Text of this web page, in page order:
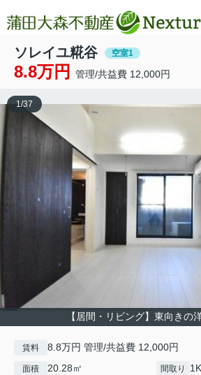
ソレイユ糀谷 空室1
8.8万円 管理/共益費 12,000円
【居間・リビング】東向きの
1/37
賃料 8.8万円 管理/共益費 12,000円
面積 20.28㎡ 間取り 1K